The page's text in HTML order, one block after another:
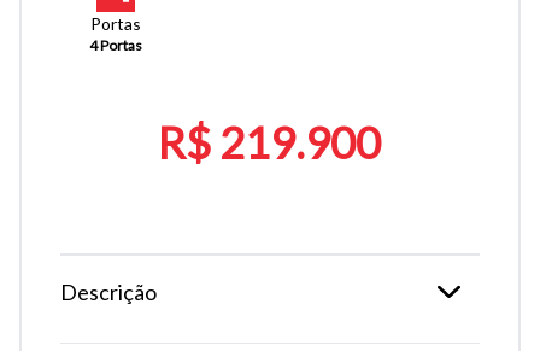
Portas
4 Portas
R$ 219.900
Descrição